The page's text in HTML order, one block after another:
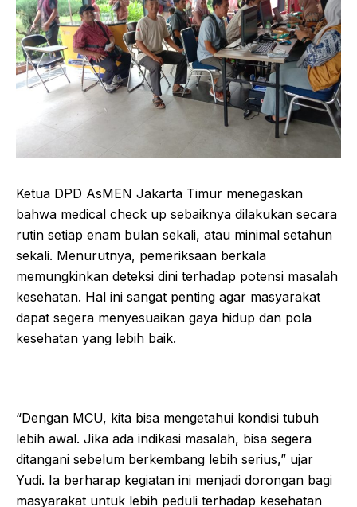
Ketua DPD AsMEN Jakarta Timur menegaskan
bahwa medical check up sebaiknya dilakukan secara
rutin setiap enam bulan sekali, atau minimal setahun
sekali. Menurutnya, pemeriksaan berkala
memungkinkan deteksi dini terhadap potensi masalah
kesehatan. Hal ini sangat penting agar masyarakat
dapat segera menyesuaikan gaya hidup dan pola
kesehatan yang lebih baik.
“Dengan MCU, kita bisa mengetahui kondisi tubuh
lebih awal. Jika ada indikasi masalah, bisa segera
ditangani sebelum berkembang lebih serius,” ujar
Yudi. Ia berharap kegiatan ini menjadi dorongan bagi
masyarakat untuk lebih peduli terhadap kesehatan